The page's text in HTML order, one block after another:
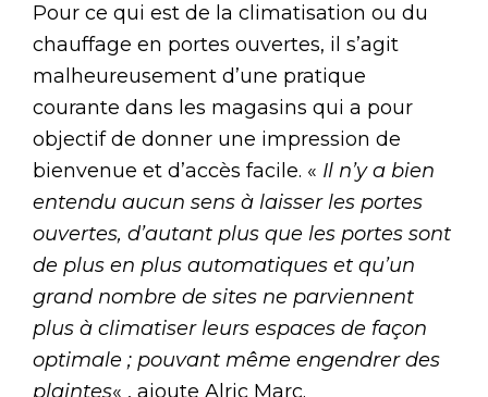
Pour ce qui est de la climatisation ou du
chauffage en portes ouvertes, il s’agit
malheureusement d’une pratique
courante dans les magasins qui a pour
objectif de donner une impression de
bienvenue et d’accès facile. « Il n’y a bien
entendu aucun sens à laisser les portes
ouvertes, d’autant plus que les portes sont
de plus en plus automatiques et qu’un
grand nombre de sites ne parviennent
plus à climatiser leurs espaces de façon
optimale ; pouvant même engendrer des
plaintes« , ajoute Alric Marc.